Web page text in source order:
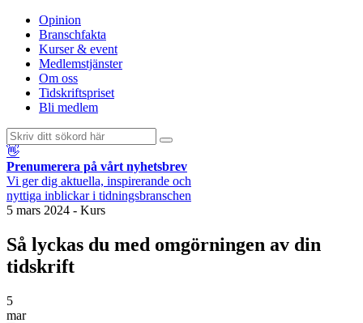
Opinion
Branschfakta
Kurser & event
Medlemstjänster
Om oss
Tidskriftspriset
Bli medlem
👋
Prenumerera på vårt nyhetsbrev
Vi ger dig aktuella, inspirerande och
nyttiga inblickar i tidningsbranschen
5 mars 2024 - Kurs
Så lyckas du med omgörningen av din
tidskrift
5
mar